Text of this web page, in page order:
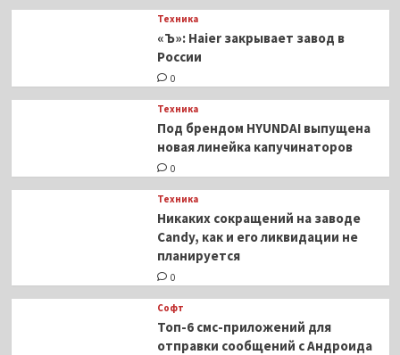
ёмкостях
Техника
«Ъ»: Haier закрывает завод в
России
0
Техника
Под брендом HYUNDAI выпущена
новая линейка капучинаторов
0
Техника
Никаких сокращений на заводе
Candy, как и его ликвидации не
планируется
0
Софт
Топ-6 смс-приложений для
отправки сообщений с Андроида